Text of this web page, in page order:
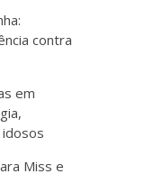
contra
em
Miss e